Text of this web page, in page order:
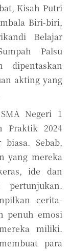
Kisah Putri
Biri-biri,
Belajar
Palsu
dipentaskan
akting yang
Negeri 1
Praktik 2024
Sebab,
yang mereka
ide dan
cerita-
penuh emosi
miliki.
para